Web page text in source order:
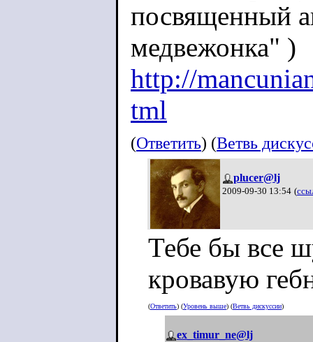
посвященный
медвежонка" )
http://
tml
(Ответить) (Ветвь
plucer@lj
2009-09-30 13:54 (
Тебе бы все
кровавую
(Ответить) (Уровень выше) (Ветвь дискуссии)
ex_timur_ne@lj